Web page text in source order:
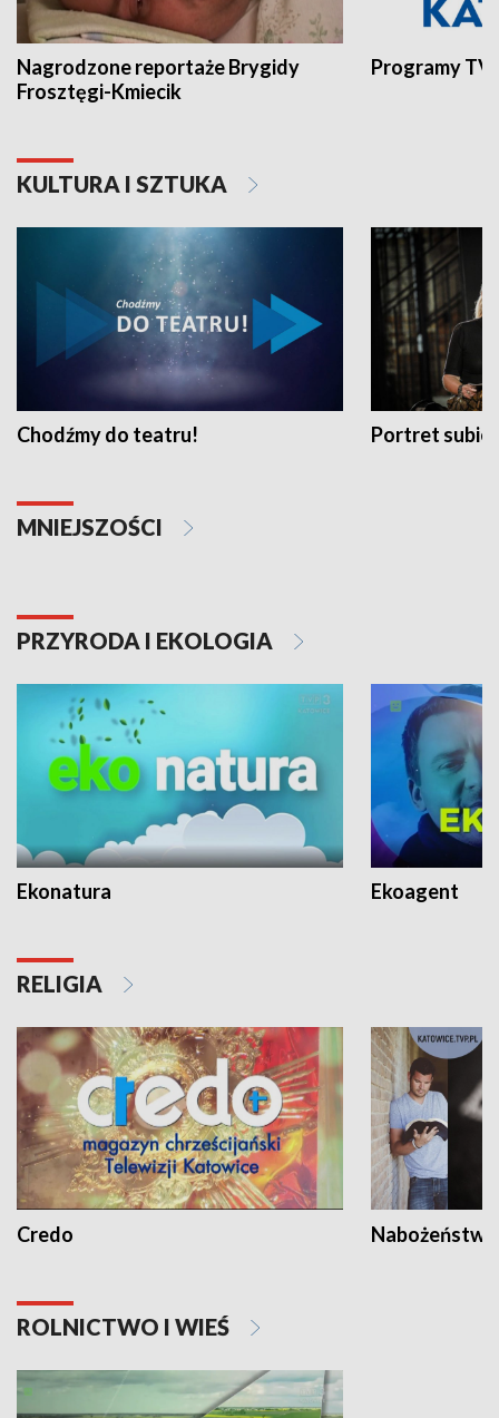
Nagrodzone reportaże Brygidy
Frosztęgi-Kmiecik
Programy
KULTURA I SZTUKA
Chodźmy do teatru! Portret
MNIEJSZOŚCI
PRZYRODA I EKOLOGIA
Ekonatura Ekoagent
RELIGIA
Credo
ROLNICTWO I WIEŚ